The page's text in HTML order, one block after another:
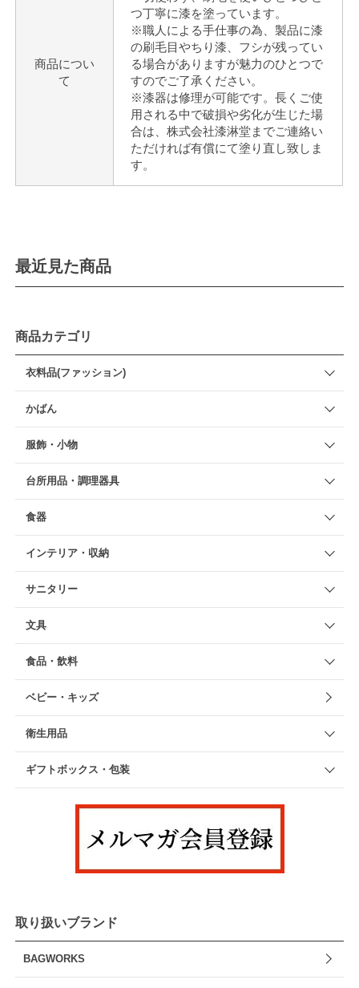
商品につい
て
つ丁寧に漆を塗っています。
※職人による手仕事の為、製品に漆
の刷毛目やちり漆、フシが残ってい
る場合がありますが魅力のひとつで
すのでご了承ください。
※漆器は修理が可能です。長くご使
用される中で破損や劣化が生じた場
合は、株式会社漆淋堂までご連絡い
ただければ有償にて塗り直し致しま
す。
最近見た商品
商品カテゴリ
衣料品(ファッション)
かばん
服飾・小物
台所用品・調理器具
食器
インテリア・収納
サニタリー
文具
食品・飲料
ベビー・キッズ
衛生用品
ギフトボックス・包装
取り扱いブランド
BAGWORKS